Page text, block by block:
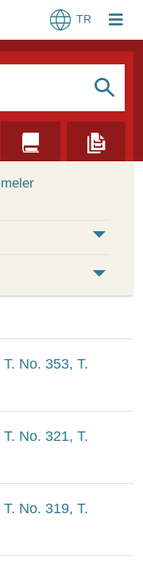
TR
S
No. 353, T.
No. 321, T.
No. 319, T.